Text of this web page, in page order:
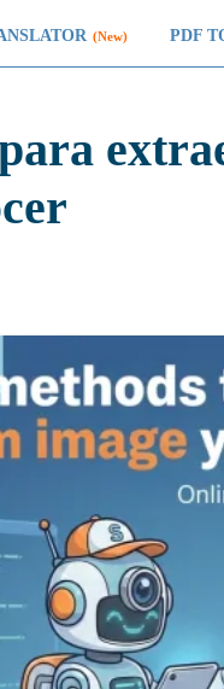
(New) PDF